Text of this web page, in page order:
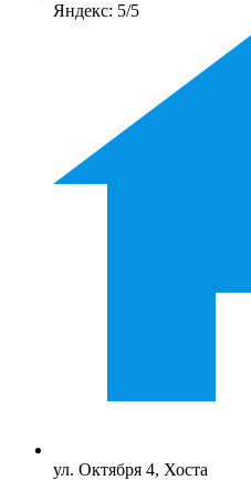
Яндекс: 5/5
ул. Октября 4, Хоста